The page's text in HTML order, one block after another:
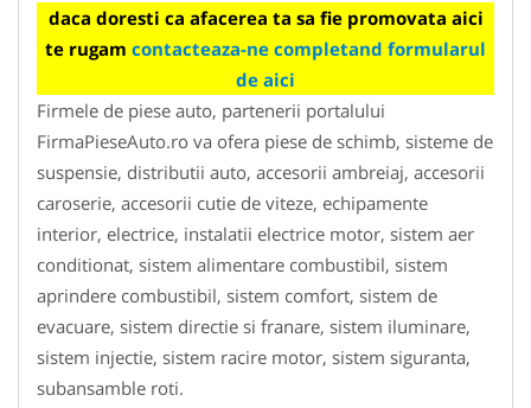
daca doresti ca afacerea ta sa fie promovata aici
te rugam contacteaza-ne completand formularul
de aici
Firmele de piese auto, partenerii portalului
FirmaPieseAuto.ro va ofera piese de schimb, sisteme de
suspensie, distributii auto, accesorii ambreiaj, accesorii
caroserie, accesorii cutie de viteze, echipamente
interior, electrice, instalatii electrice motor, sistem aer
conditionat, sistem alimentare combustibil, sistem
aprindere combustibil, sistem comfort, sistem de
evacuare, sistem directie si franare, sistem iluminare,
sistem injectie, sistem racire motor, sistem siguranta,
subansamble roti.